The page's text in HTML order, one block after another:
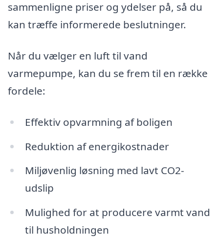
sammenligne priser og ydelser på, så du
kan træffe informerede beslutninger.
Når du vælger en luft til vand
varmepumpe, kan du se frem til en række
fordele:
Effektiv opvarmning af boligen
Reduktion af energikostnader
Miljøvenlig løsning med lavt CO2-
udslip
Mulighed for at producere varmt vand
til husholdningen